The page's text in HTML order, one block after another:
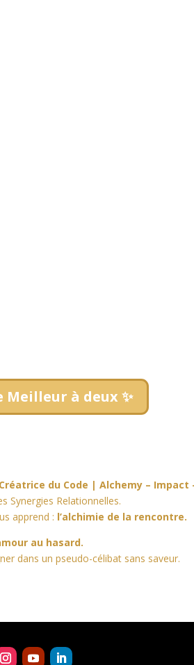
Meilleur à deux ✨
Créatrice du Code | Alchemy – Impact
Synergies Relationnelles.
apprend : l’alchimie de la rencontre.
au hasard.
dans un pseudo-célibat sans saveur.